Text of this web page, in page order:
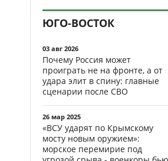
ЮГО-ВОСТОК
03 авг 2026
Почему Россия может
проиграть не на фронте, а от
удара элит в спину: главные
сценарии после СВО
26 мар 2025
«ВСУ ударят по Крымскому
мосту новым оружием»:
морское перемирие под